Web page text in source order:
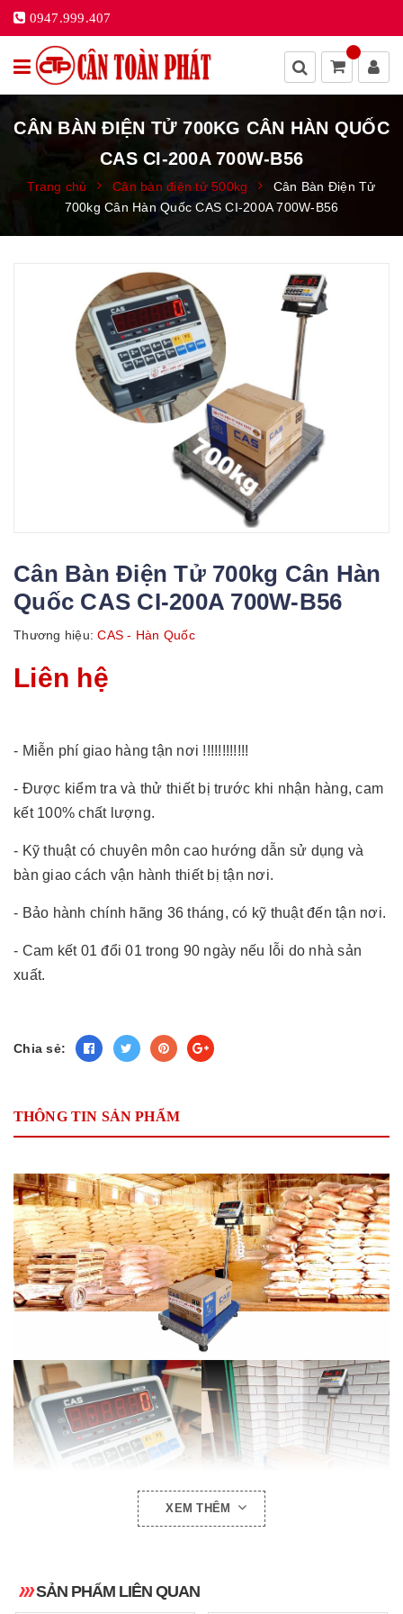
0947.999.407
CÂN BÀN ĐIỆN TỬ 700KG CÂN HÀN QUỐC
CAS CI-200A 700W-B56
Trang chủ Cân bàn điện tử 500kg
Cân Bàn Điện Tử
700kg Cân Hàn Quốc CAS CI-200A 700W-B56
Cân Bàn Điện Tử 700kg Cân Hàn
Quốc CAS CI-200A 700W-B56
Thương hiệu: CAS - Hàn Quốc
Liên hệ
- Miễn phí giao hàng tận nơi !!!!!!!!!!!!
- Được kiểm tra và thử thiết bị trước khi nhận hàng, cam
kết 100% chất lượng.
- Kỹ thuật có chuyên môn cao hướng dẫn sử dụng và
bàn giao cách vận hành thiết bị tận nơi.
- Bảo hành chính hãng 36 tháng, có kỹ thuật đến tận nơi.
- Cam kết 01 đổi 01 trong 90 ngày nếu lỗi do nhà sản
xuất.
Chia sẻ:
THÔNG TIN SẢN PHẨM
XEM THÊM
SẢN PHẨM LIÊN QUAN